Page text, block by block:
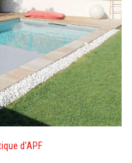
d'APF